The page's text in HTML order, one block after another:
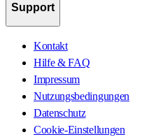
Support
Kontakt
Hilfe & FAQ
Impressum
Nutzungsbedingungen
Datenschutz
Cookie-Einstellungen